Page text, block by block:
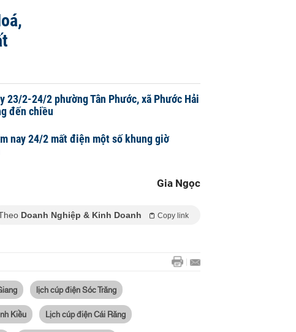
23/2-24/2 phường Tân Phước, xã Phước Hải
đến chiều
nay 24/2 mất điện một số khung giờ
Gia Ngọc
Doanh Nghiệp & Kinh Doanh Copy link
lịch cúp điện Sóc Trăng
Kiều Lịch cúp điện Cái Răng